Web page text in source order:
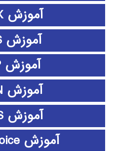
آموزش CPLEX
آموزش EDIUS
آموزش EMTP
آموزش ePLAN
آموزش ETABS
آموزش expert choice